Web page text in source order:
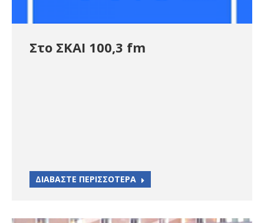
Στο ΣΚΑΙ 100,3 fm
ΔΙΑΒΑΣΤΕ ΠΕΡΙΣΣΟΤΕΡΑ